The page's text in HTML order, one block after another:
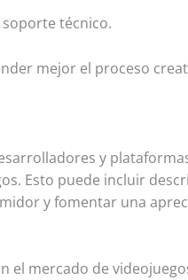
técnico.
mejor el proceso
y
Esto puede incluir
y fomentar una
el mercado de